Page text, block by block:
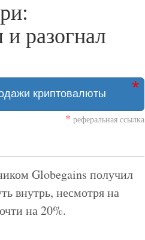
разогнал
криптовалюты
* реферальная ссылка
Globegains получил
внутрь, несмотря на
на 20%.